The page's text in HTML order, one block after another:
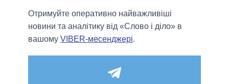
Отримуйте оперативно найважливіші
новини та аналітику від «Слово і діло» в
вашому VIBER-месенджері.